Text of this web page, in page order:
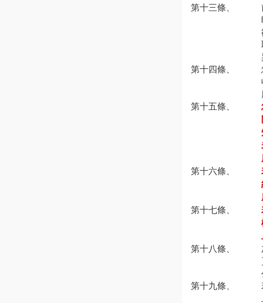
第十三條、
第十四條、
第十五條、
第十六條、
第十七條、
第十八條、
第十九條、